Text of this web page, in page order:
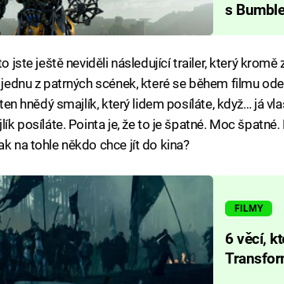
s
jste ještě neviděli následující trailer, který
z patrných scének, které se během filmu
hnědý smajlík, který lidem posíláte, když… já
posíláte. Pointa je, že to je špatné. Moc
na tohle někdo chce jít do kina?
FILMY
6 věcí,